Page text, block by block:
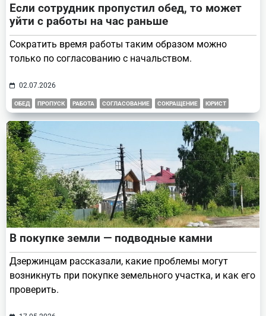
Если сотрудник пропустил обед, то может
уйти с работы на час раньше
Сократить время работы таким образом можно
только по согласованию с начальством.
02.07.2026
ОБЕД ПРОПУСК РАБОТА СОГЛАСОВАНИЕ СОКРАЩЕНИЕ ЮРИСТ
В покупке земли — подводные камни
Дзержинцам рассказали, какие проблемы могут
возникнуть при покупке земельного участка, и как его
проверить.